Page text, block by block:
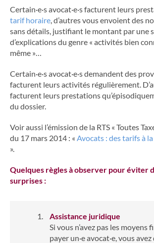
Certain·e·s avocat·e·s facturent leurs
tarif horaire, d’autres vous envoient des
sans détails, justifiant le montant par une
d’explications du genre « activités bien
même »…
Certain·e·s avocat·e·s demandent des
facturent leurs activités régulièrement.
facturent leurs prestations
du dossier.
Voir aussi l’émission de la RTS « Toutes
du 17 mars 2014 : « Avocats : des tarifs à
».
Quelques règles à observer pour éviter
surprises :
Assistance juridique
Si vous n’avez pas les moyens
payer un·e avocat·e, vous